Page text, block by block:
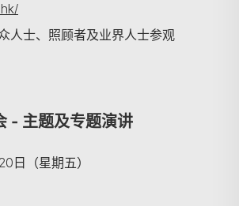
人士、照顾者及业界人士参观
- 主题及专题演讲
日（星期五）